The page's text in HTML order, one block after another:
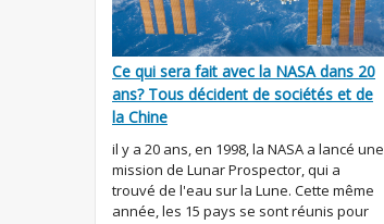
Ce qui sera fait avec la NASA dans 20
ans? Tous décident de sociétés et de
la Chine
il y a 20 ans, en 1998, la NASA a lancé une
mission de Lunar Prospector, qui a
trouvé de l'eau sur la Lune. Cette même
année, les 15 pays se sont réunis pour